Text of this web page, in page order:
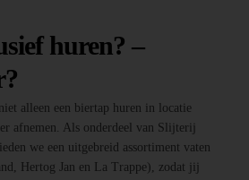
huren? –
alleen een biertap huren in locatie
afnemen. Als onderdeel van Slijterij
we een uitgebreid assortiment vaten
Hertog Jan en La Trappe), zodat jij